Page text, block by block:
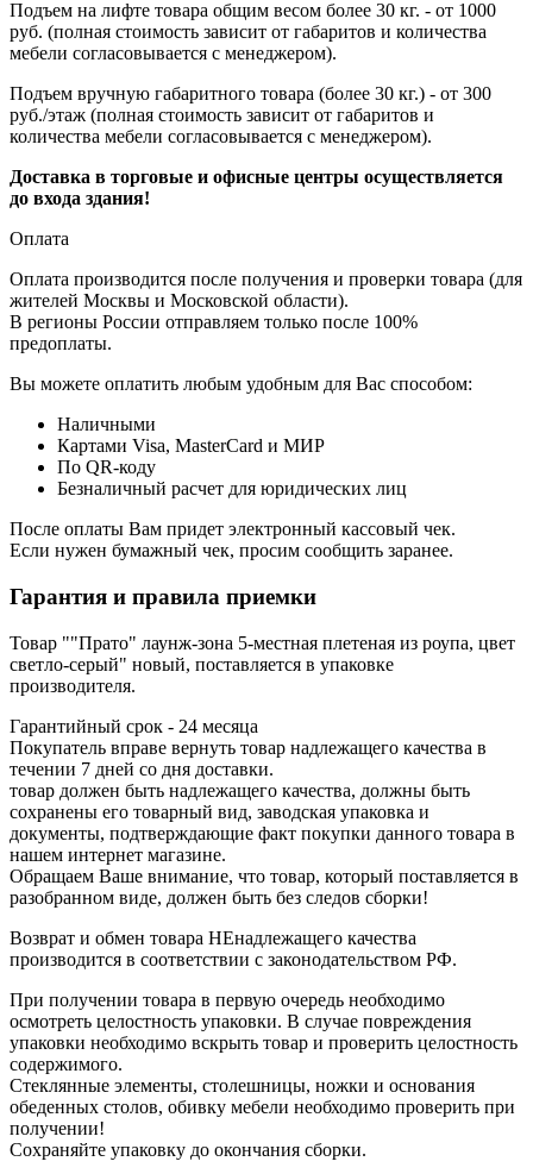
Подъем на лифте товара общим весом более 30 кг. - от 1000
руб. (полная стоимость зависит от габаритов и количества
мебели согласовывается с менеджером).
Подъем вручную габаритного товара (более 30 кг.) - от 300
руб./этаж (полная стоимость зависит от габаритов и
количества мебели согласовывается с менеджером).
Доставка в торговые и офисные центры осуществляется
до входа здания!
Оплата
Оплата производится после получения и проверки товара (для
жителей Москвы и Московской области).
В регионы России отправляем только после 100%
предоплаты.
Вы можете оплатить любым удобным для Вас способом:
Наличными
Картами Visa, MasterCard и МИР
По QR-коду
Безналичный расчет для юридических лиц
После оплаты Вам придет электронный кассовый чек.
Если нужен бумажный чек, просим сообщить заранее.
Гарантия и правила приемки
Товар ""Прато" лаунж-зона 5-местная плетеная из роупа, цвет
светло-серый" новый, поставляется в упаковке
производителя.
Гарантийный срок - 24 месяца
Покупатель вправе вернуть товар надлежащего качества в
течении 7 дней со дня доставки.
товар должен быть надлежащего качества, должны быть
сохранены его товарный вид, заводская упаковка и
документы, подтверждающие факт покупки данного товара в
нашем интернет магазине.
Обращаем Ваше внимание, что товар, который поставляется в
разобранном виде, должен быть без следов сборки!
Возврат и обмен товара НЕнадлежащего качества
производится в соответствии с законодательством РФ.
При получении товара в первую очередь необходимо
осмотреть целостность упаковки. В случае повреждения
упаковки необходимо вскрыть товар и проверить целостность
содержимого.
Стеклянные элементы, столешницы, ножки и основания
обеденных столов, обивку мебели необходимо проверить при
получении!
Сохраняйте упаковку до окончания сборки.